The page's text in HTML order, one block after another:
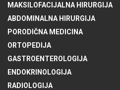
MAKSILOFACIJALNA HIRURGIJA
ABDOMINALNA HIRURGIJA
PORODIČNA MEDICINA
ORTOPEDIJA
GASTROENTEROLOGIJA
ENDOKRINOLOGIJA
RADIOLOGIJA